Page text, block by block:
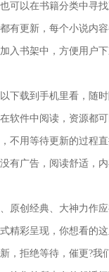
可以在书籍分类中寻找
有更新，每个小说内容
入书架中，方便用户下
下载到手机里看，随时
软件中阅读，资源都可
不用等待更新的过程直
有广告，阅读舒适，内
原创经典、大神力作应
精彩呈现，你想看的这
，拒绝等待，催更?我